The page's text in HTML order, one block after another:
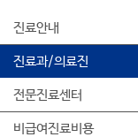
진료안내
진료과/의료진
전문진료센터
비급여진료비용